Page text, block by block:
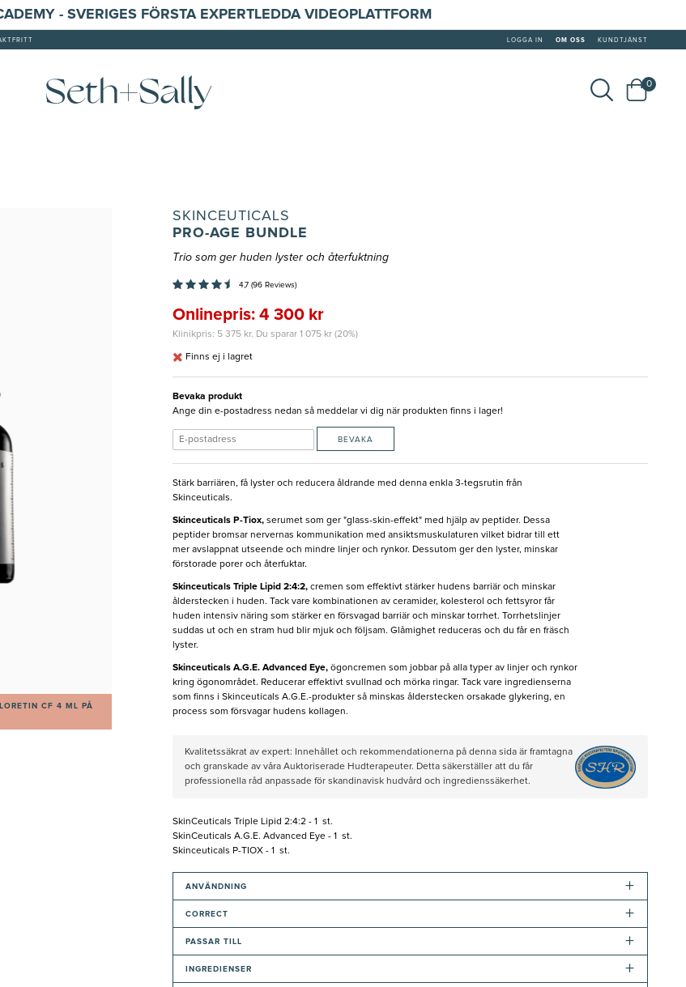
- SVERIGES FÖRSTA EXPERTLEDDA VIDEOPLATTFORM
LOGGA IN OM OSS KUNDTJÄNST
0
CF 4 ML PÅ
SKINCEUTICALS
PRO-AGE BUNDLE
Trio som ger huden lyster och återfuktning
4,7 (96 Reviews)
Onlinepris: 4 300 kr
Klinikpris: 5 375 kr. Du sparar 1 075 kr (20%)
Finns ej i lagret
Bevaka produkt
Ange din e-postadress nedan så meddelar vi dig när produkten finns i lager!
BEVAKA
Stärk barriären, få lyster och reducera åldrande med denna enkla 3-tegsrutin från
Skinceuticals.
Skinceuticals P-Tiox,serumet som ger "glass-skin-effekt" med hjälp av peptider. Dessa
peptider bromsar nervernas kommunikation med ansiktsmuskulaturen vilket bidrar till ett
mer avslappnat utseende och mindre linjer och rynkor. Dessutom ger den lyster, minskar
förstorade porer och återfuktar.
Skinceuticals Triple Lipid 2:4:2, cremen som effektivt stärker hudens barriär och minskar
ålderstecken i huden. Tack vare kombinationen av ceramider, kolesterol och fettsyror får
huden intensiv näring som stärker en försvagad barriär och minskar torrhet. Torrhetslinjer
suddas ut och en stram hud blir mjuk och följsam. Glåmighet reduceras och du får en fräsch
lyster.
Skinceuticals A.G.E. Advanced Eye, ögoncremen som jobbar på alla typer av linjer och rynkor
kring ögonområdet. Reducerar effektivt svullnad och mörka ringar. Tack vare ingredienserna
som finns i Skinceuticals A.G.E.-produkter så minskas ålderstecken orsakade glykering, en
process som försvagar hudens kollagen.
Kvalitetssäkrat av expert: Innehållet och rekommendationerna på denna sida är framtagna
och granskade av våra Auktoriserade Hudterapeuter. Detta säkerställer att du får
professionella råd anpassade för skandinavisk hudvård och ingredienssäkerhet.
SkinCeuticals Triple Lipid 2:4:2 - 1 st.
SkinCeuticals A.G.E. Advanced Eye - 1 st.
Skinceuticals P-TIOX - 1 st.
ANVÄNDNING +
CORRECT +
PASSAR TILL +
INGREDIENSER +